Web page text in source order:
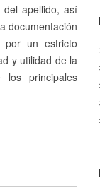
del apellido, así
documentación
por un estricto
y utilidad de la
los principales